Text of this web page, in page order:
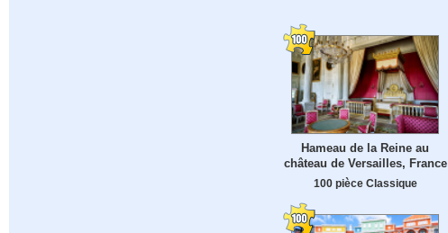
Hameau de la Reine au
château de Versailles, France
100 pièce Classique